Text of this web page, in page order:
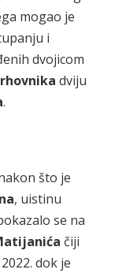
mogao je
i
dvojicom
dviju
.
što je
, uistinu
se na
čiji
dok je